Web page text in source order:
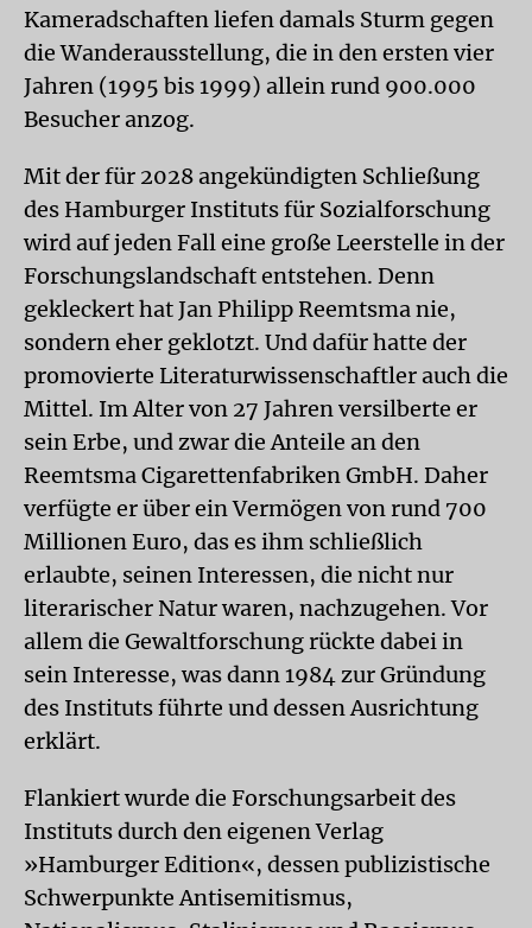
Kameradschaften liefen damals Sturm gegen
die Wanderausstellung, die in den ersten vier
Jahren (1995 bis 1999) allein rund 900.000
Besucher anzog.
Mit der für 2028 angekündigten Schließung
des Hamburger Instituts für Sozialforschung
wird auf jeden Fall eine große Leerstelle in der
Forschungslandschaft entstehen. Denn
gekleckert hat Jan Philipp Reemtsma nie,
sondern eher geklotzt. Und dafür hatte der
promovierte Literaturwissenschaftler auch die
Mittel. Im Alter von 27 Jahren versilberte er
sein Erbe, und zwar die Anteile an den
Reemtsma Cigarettenfabriken GmbH. Daher
verfügte er über ein Vermögen von rund 700
Millionen Euro, das es ihm schließlich
erlaubte, seinen Interessen, die nicht nur
literarischer Natur waren, nachzugehen. Vor
allem die Gewaltforschung rückte dabei in
sein Interesse, was dann 1984 zur Gründung
des Instituts führte und dessen Ausrichtung
erklärt.
Flankiert wurde die Forschungsarbeit des
Instituts durch den eigenen Verlag
»Hamburger Edition«, dessen publizistische
Schwerpunkte Antisemitismus,